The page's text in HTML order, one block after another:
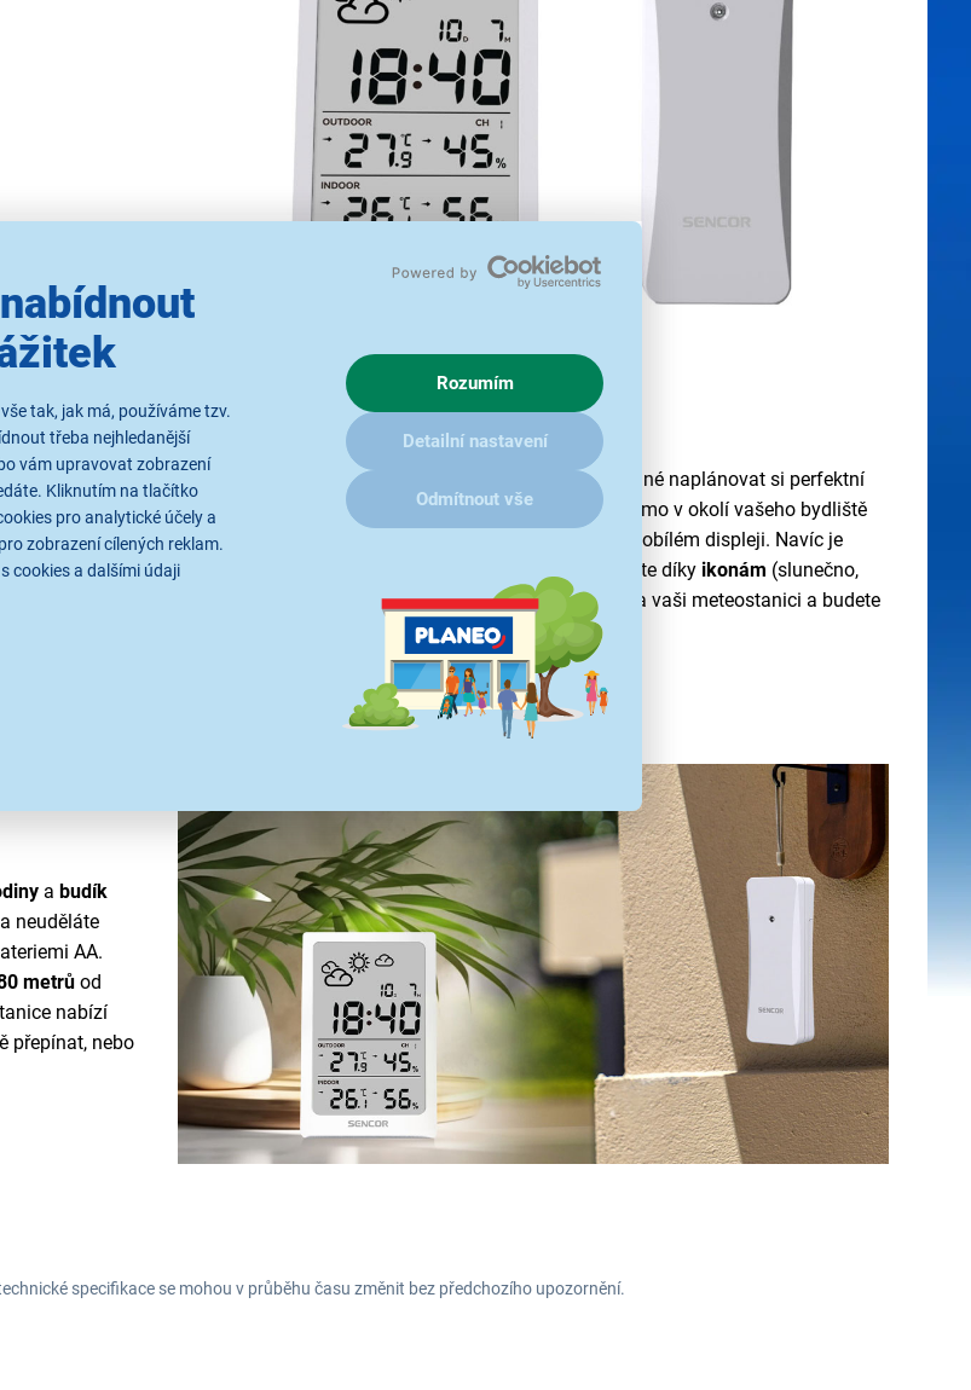
tak, jak má, používáme tzv.
třeba nejhledanější
vám upravovat zobrazení
Kliknutím na tlačítko
pro analytické účely a
zobrazení cílených reklam.
cookies a dalšími údaji
Rozumím
Detailní nastavení
Odmítnout vše
Váš domácí meteorolog
S domácí meteostanicí
bude snadné naplánovat si perfektní
den. Pomocí
bezdrátového snímačesleduje počasí
přímo v okolí vašeho bydliště
a zobrazí je ve formě údajů o teplotě a vlhkosti
na černobílém displeji. Navíc je
vybavena funkcí
, která se snadno čte díky ikonám (slunečno,
mírně oblačno, oblačno, déšť, sněžení). Stačí pohled na vaši meteostanici a budete
vědět, že je čas přibalit deštník nebo sluneční brýle.
a budík
neuděláte
AA.
metrů od
nabízí
přepínat, nebo
specifikace se mohou v průběhu času změnit bez předchozího upozornění.